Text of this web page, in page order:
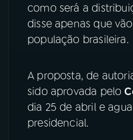
como será a
disse apenas que
população brasileira.
A proposta, de
sido aprovada pelo
dia 25 de abril e
presidencial.